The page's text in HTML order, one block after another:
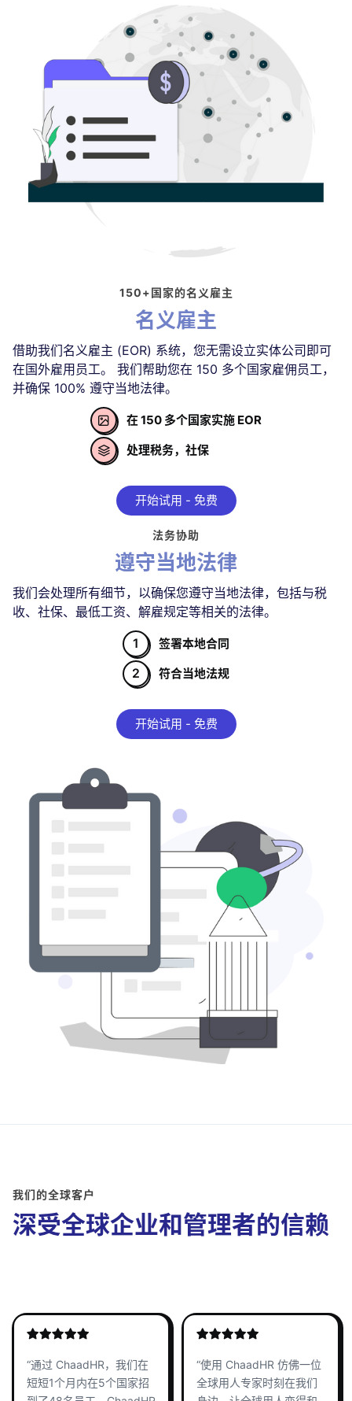
150+国家的名义雇主
名义雇主
借助我们名义雇主 (EOR) 系统，您无需设立实体公司即可
在国外雇用员工。 我们帮助您在 150 多个国家雇佣员工，
并确保 100% 遵守当地法律。
 在 150 多个国家实施 EOR
 处理税务，社保
开始试用 - 免费
法务协助
遵守当地法律
我们会处理所有细节，以确保您遵守当地法律，包括与税
收、社保、最低工资、解雇规定等相关的法律。
1
签署本地合同
2
符合当地法规
开始试用 - 免费
我们的全球客户
深受全球企业和管理者的信赖
“通过 ChaadHR，我们在
短短1个月内在5个国家招
“使用 ChaadHR 仿佛一位
全球用人专家时刻在我们